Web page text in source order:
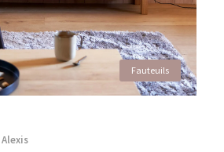
Fauteuils
Alexis